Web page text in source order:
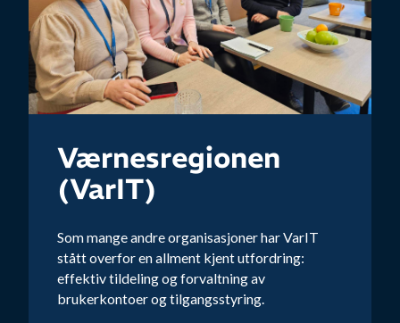
Værnesregionen
(VarIT)
Som mange andre organisasjoner har VarIT
stått overfor en allment kjent utfordring:
effektiv tildeling og forvaltning av
brukerkontoer og tilgangsstyring.